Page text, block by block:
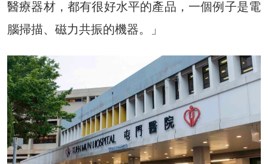
醫療器材，都有很好水平的產品，一個例子是電
腦掃描、磁力共振的機器。」